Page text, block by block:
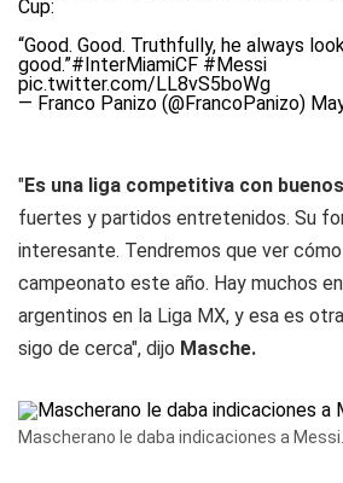
Cup:
“Good. Good. Truthfully, he always
good.”#InterMiamiCF #Messi
pic.twitter.com/LL8vS5boWg
— Franco Panizo (@FrancoPanizo)
"Es una liga competitiva con
fuertes y partidos entretenidos. Su
interesante. Tendremos que ver
campeonato este año. Hay muchos
argentinos en la Liga MX, y esa es
sigo de cerca", dijo Masche.
Mascherano le daba indicaciones a Messi.